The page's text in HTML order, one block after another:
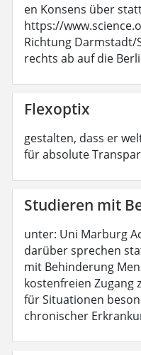
en Konsens über
https://
Richtung Darmstadt/
rechts ab auf die
Flexoptix
gestalten, dass er
für absolute
Studieren mit
unter: Uni Marburg
darüber sprechen
mit Behinderung
kostenfreien Zugang
für Situationen
chronischer